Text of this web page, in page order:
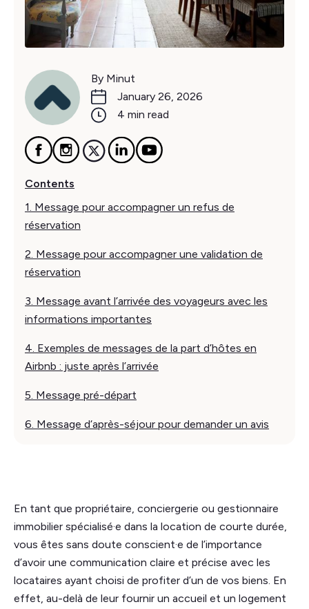
By Minut
January 26, 2026
4 min read
Contents
1. Message pour accompagner un refus de
réservation
2. Message pour accompagner une validation de
réservation
3. Message avant l’arrivée des voyageurs avec les
informations importantes
4. Exemples de messages de la part d’hôtes en
Airbnb : juste après l’arrivée
5. Message pré-départ
6. Message d‘après-séjour pour demander un avis
En tant que propriétaire, conciergerie ou gestionnaire
immobilier spécialisé·e dans la location de courte durée,
vous êtes sans doute conscient·e de l’importance
d’avoir une communication claire et précise avec les
locataires ayant choisi de profiter d’un de vos biens. En
effet, au-delà de leur fournir un accueil et un logement